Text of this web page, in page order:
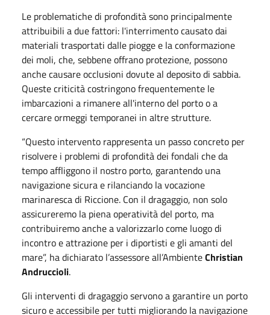
Le problematiche di profondità sono principalmente
attribuibili a due fattori: l'interrimento causato dai
materiali trasportati dalle piogge e la conformazione
dei moli, che, sebbene offrano protezione, possono
anche causare occlusioni dovute al deposito di sabbia.
Queste criticità costringono frequentemente le
imbarcazioni a rimanere all'interno del porto o a
cercare ormeggi temporanei in altre strutture.
“Questo intervento rappresenta un passo concreto per
risolvere i problemi di profondità dei fondali che da
tempo affliggono il nostro porto, garantendo una
navigazione sicura e rilanciando la vocazione
marinaresca di Riccione. Con il dragaggio, non solo
assicureremo la piena operatività del porto, ma
contribuiremo anche a valorizzarlo come luogo di
incontro e attrazione per i diportisti e gli amanti del
mare”, ha dichiarato l’assessore all’AmbienteChristian
Andruccioli.
Gli interventi di dragaggio servono a garantire un porto
sicuro e accessibile per tutti migliorando la navigazione